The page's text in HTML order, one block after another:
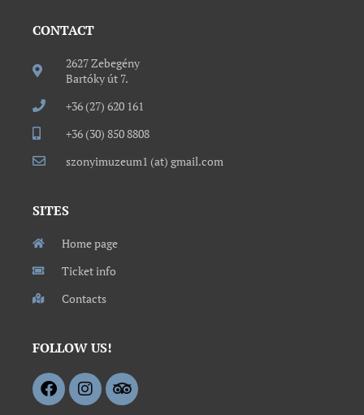
CONTACT
2627 Zebegény
Bartóky út 7.
+36 (27) 620 161
+36 (30) 850 8808
szonyimuzeum1 (at) gmail.com
SITES
Home page
Ticket info
Contacts
FOLLOW US!